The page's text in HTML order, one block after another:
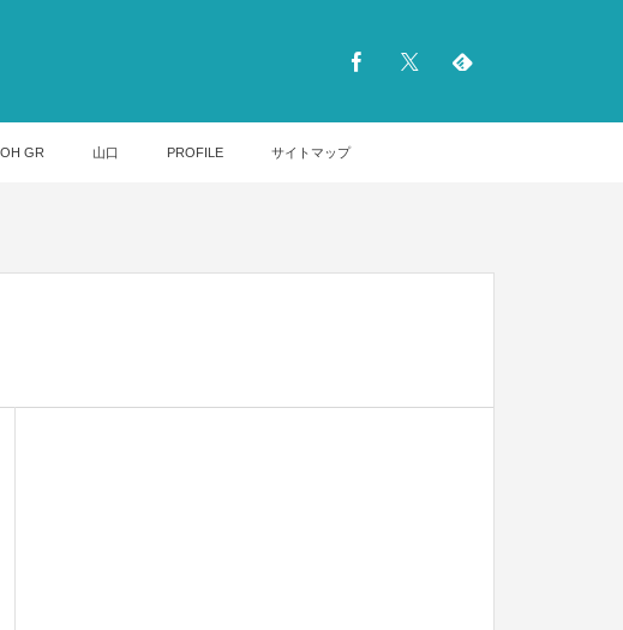
GR 山口 PROFILE サイトマップ